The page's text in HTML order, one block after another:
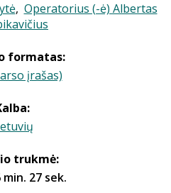
, Operatorius (-ė) Albertas
formatas:
įrašas)
trukmė:
min. 27 sek.